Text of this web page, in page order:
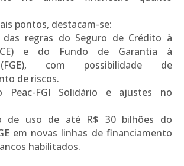
pontos, destacam-se:
das regras do Seguro de Crédito à
e do Fundo de Garantia à
com possibilidade de
de riscos.
Peac-FGI Solidário e ajustes no
de uso de até R$ 30 bilhões do
em novas linhas de financiamento
habilitados.